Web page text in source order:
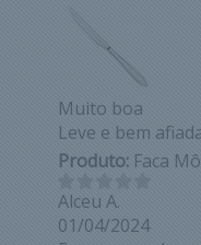
Muito boa
Leve e bem
Produto: Faca
Alceu A.
01/04/2024